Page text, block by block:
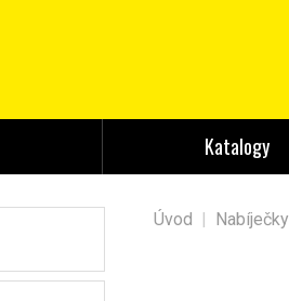
Katalogy
Úvod | Nabíječky